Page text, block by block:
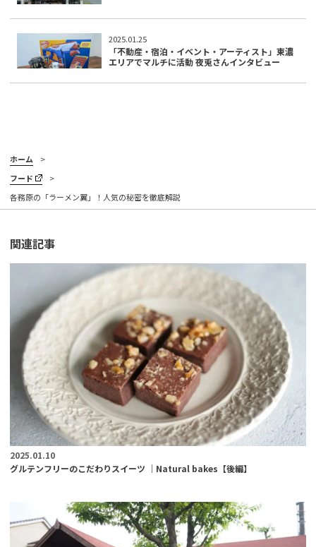
2025.01.25
「不動産・宿泊・イベント・アーティスト」東濃
エリアでマルチに活動 夜兎さんインタビュー
ホーム
フード
各務原の「ラーメン翼」！人気の秘密を徹底解説
関連記事
2025.01.10
グルテンフリーのこだわりスイーツ ｜Natural bakes【後編】